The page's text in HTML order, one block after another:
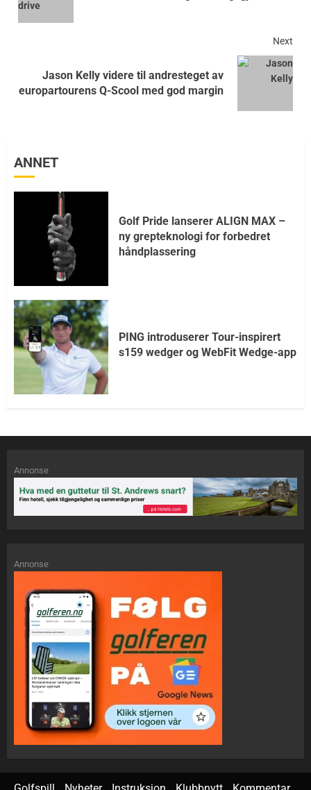
Next
Jason Kelly videre til andresteget av
europartourens Q-Scool med god margin
ANNET
Golf Pride lanserer ALIGN MAX –
ny grepteknologi for forbedret
håndplassering
PING introduserer Tour-inspirert
s159 wedger og WebFit Wedge-app
Annonse
Annonse